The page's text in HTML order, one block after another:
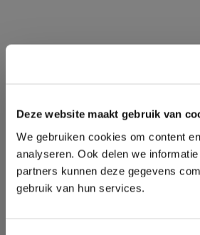
Deze website maakt gebruik van
We gebruiken cookies om content
analyseren. Ook delen we
partners kunnen deze gegevens
gebruik van hun services.